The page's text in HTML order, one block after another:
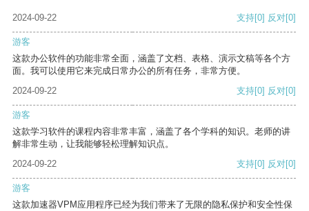
2024-09-22 支持[0] 反对[0]
游客
这款办公软件的功能非常全面，涵盖了文档、表格、演示文稿等各个方
面。我可以使用它来完成日常办公的所有任务，非常方便。
2024-09-22
支持[0] 反对[0]
游客
这款学习软件的课程内容非常丰富，涵盖了各个学科的知识。老师的讲
解非常生动，让我能够轻松理解知识点。
2024-09-22
支持[0] 反对[0]
游客
这款加速器VPM应用程序已经为我们带来了无限的隐私保护和安全性保